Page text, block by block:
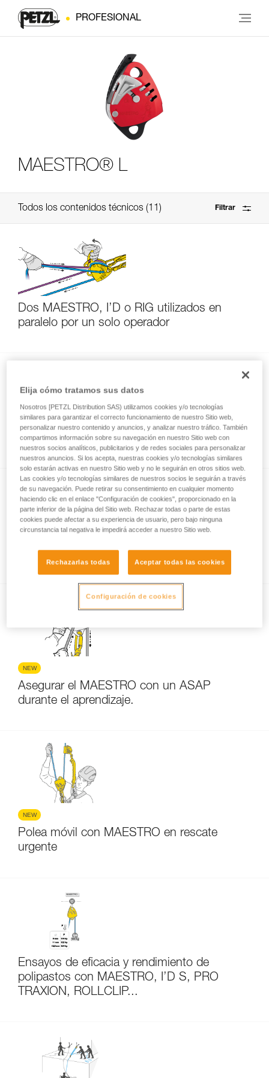
PROFESIONAL
MAESTRO® L
Todos los contenidos técnicos 11 Filtrar
Dos MAESTRO, I’D o RIG utilizados en
paralelo por un solo operador
Tensar una tirolina con MAESTRO, I’D, RIG
Cómo calcular la relación del polipasto
NEW
Asegurar el MAESTRO con un ASAP
durante el aprendizaje.
NEW
Polea móvil con MAESTRO en rescate
urgente
Ensayos de eficacia y rendimiento de
polipastos con MAESTRO, I’D S, PRO
TRAXION, ROLLCLIP...
Elija cómo tratamos sus datos
Nosotros [PETZL Distribution SAS) utilizamos cookies y/o tecnologías
similares para garantizar el correcto funcionamiento de nuestro Sitio web,
personalizar nuestro contenido y anuncios, y analizar nuestro tráfico. También
compartimos información sobre su navegación en nuestro Sitio web con
nuestros socios analíticos, publicitarios y de redes sociales para personalizar
nuestros anuncios. Si los acepta, nuestras cookies y/o tecnologías similares
solo estarán activas en nuestro Sitio web y no le seguirán en otros sitios web.
Las cookies y/o tecnologías similares de nuestros socios le seguirán a través
de su navegación. Puede retirar su consentimiento en cualquier momento
haciendo clic en el enlace "Configuración de cookies", proporcionado en la
parte inferior de la página del Sitio web. Rechazar todas o parte de estas
cookies puede afectar a su experiencia de usuario, pero bajo ninguna
circunstancia tal negativa le impedirá acceder a nuestro Sitio web.
Rechazarlas todas Aceptar todas las cookies
Configuración de cookies